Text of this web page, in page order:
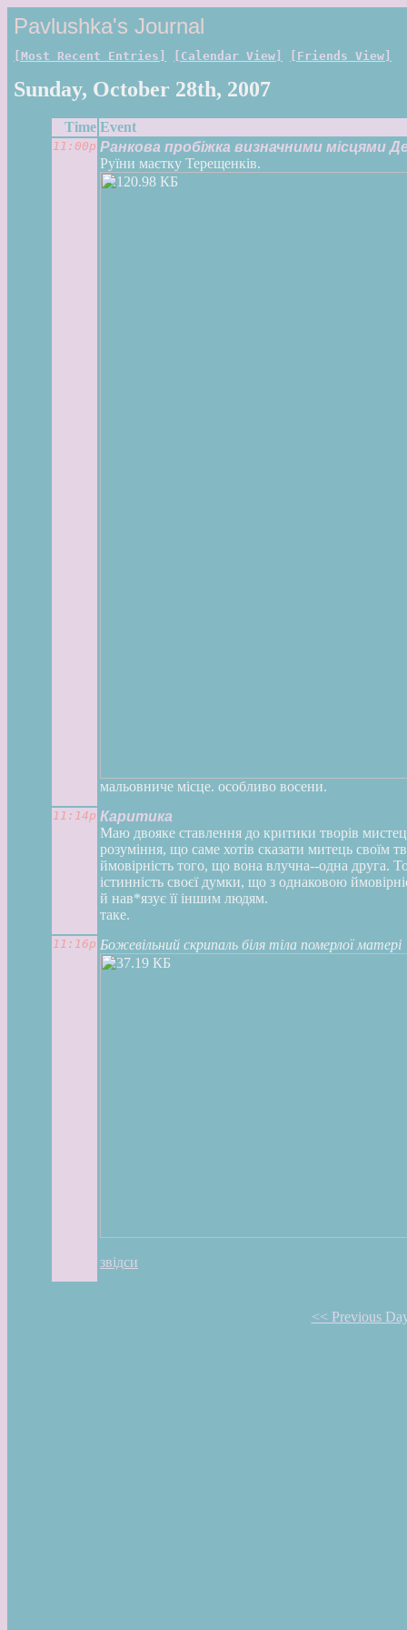
Pavlushka's Journal
[Most Recent Entries] [Calendar View] [Friends View]
Sunday, October 28th, 2007
Time Event
11:00p Ранкова пробіжка визначними місцями
Руїни маєтку Терещенків.
мальовниче місце. особливо восени.
11:14p Каритика
Маю двояке ставлення до критики творів
розуміння, що саме хотів сказати митець
ймовірність того, що вона влучна--одна друга.
істинність своєї думки, що з однаковою
й нав*язує її іншим людям.
таке.
11:16p Божевільний скрипаль біля тіла померлої матері
звідси
<< Previous